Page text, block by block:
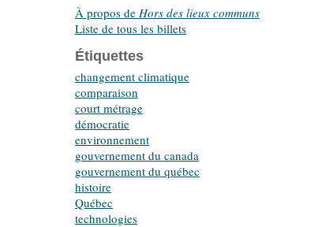
À propos de Hors des lieux communs
Liste de tous les billets
Étiquettes
changement climatique
comparaison
court métrage
démocratie
environnement
gouvernement du canada
gouvernement du québec
histoire
Québec
technologies